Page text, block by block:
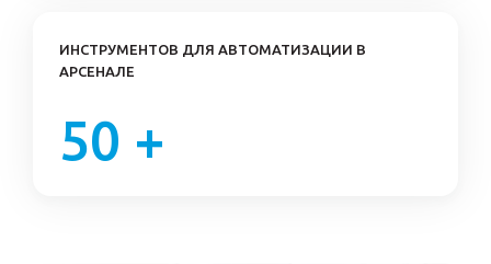
ИНСТРУМЕНТОВ ДЛЯ АВТОМАТИЗАЦИИ В
АРСЕНАЛЕ
50 +